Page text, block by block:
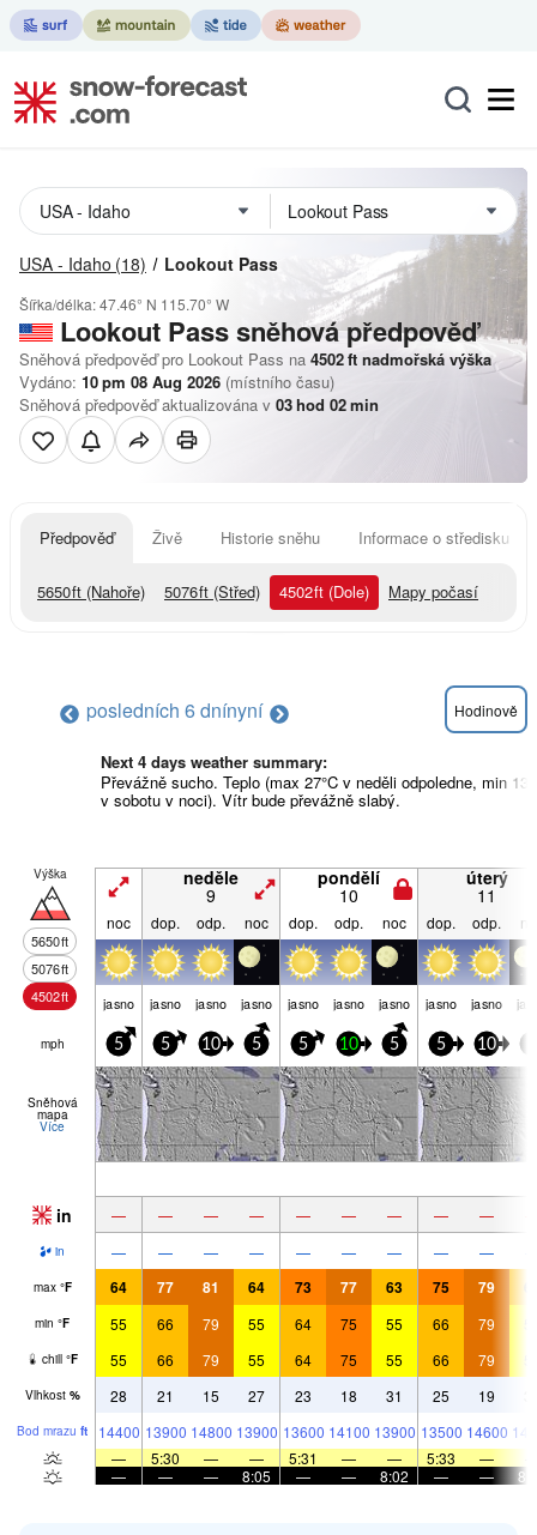
USA - Idaho (18) Lookout Pass
Šířka/délka:47.46° N 115.70° W
Lookout Passsněhová předpověď
Sněhová předpověď pro Lookout Pass na 4502ft nadmořská výška
Vydáno: 10 pm 08 Aug 2026 (místního času)
Sněhová předpověď aktualizována v 03hod 02min
Předpověď Živě Historie sněhu Informace o středisku
5650ft (Nahoře) 5076ft (Střed) 4502ft (Dole) Mapy počasí
posledních 6 dnínyní Hodinově
Next 4 days weather summary:
Převážně sucho. Teplo (max 27°C v neděli odpoledne, min
v sobotu v noci). Vítr bude převážně slabý.
Výška
5650ft
5076ft
4502ft
neděle
9
pondělí
10
úterý
11
noc dop. odp. noc dop. odp. noc dop. odp.
jasno jasno jasno jasno jasno jasno jasno jasno jasno
mph 5 5 10 5 5 10 5 5 10
Sněhová
mapa
Více
in — — — — — — — — —
in — — — — — — — — —
max °F 64 77 81 64 73 77 63 75 79
min °F 55 66 79 55 64 75 55 66 79
chill °F 55 66 79 55 64 75 55 66 79
Vlhkost % 28 21 15 27 23 18 31 25 19
Bod mrazu ft 14400 13900 14800 13900 13600 14100 13900 13500 14600
—
5:30 — — 5:31 — — 5:33 —
—
— — 8:05 — — 8:02 — —